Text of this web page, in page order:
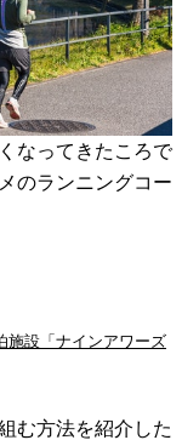
なってきたころで
のランニングコー
施設「ナインアワーズ
む方法を紹介した